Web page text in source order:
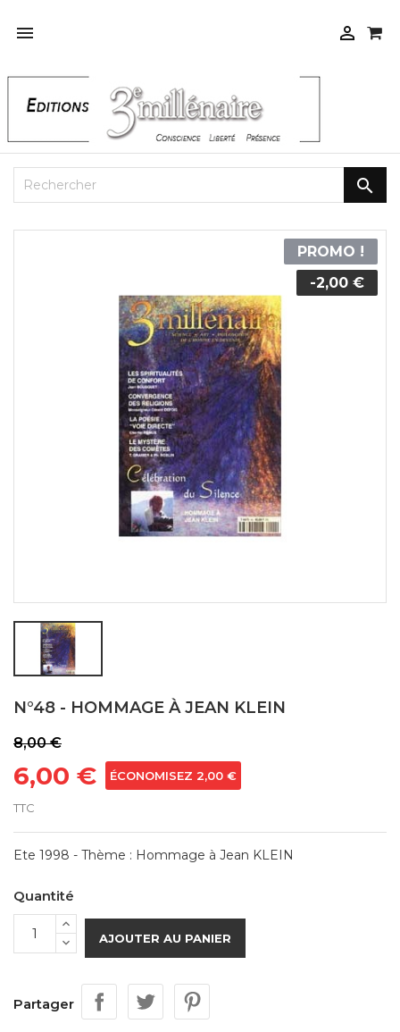
 

PROMO !
-2,00 €
N°48 - HOMMAGE À JEAN KLEIN
8,00 €
6,00 € ÉCONOMISEZ 2,00 €
TTC
Ete 1998 - Thème : Hommage à Jean KLEIN
Quantité
AJOUTER AU PANIER
Partager